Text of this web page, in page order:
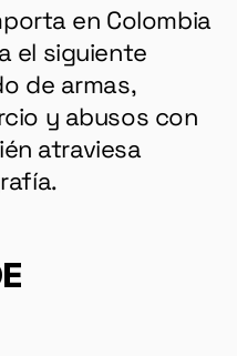
en Colombia
el siguiente
de armas,
y abusos con
atraviesa